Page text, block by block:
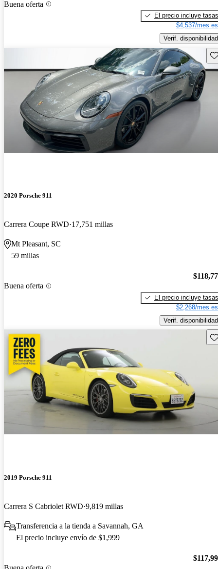
Buena oferta
El precio incluye tasas
$4,537/mes
Verif. disponibilidad
2020 Porsche 911
Carrera Coupe RWD 17,751 millas
Mt Pleasant, SC
59 millas
Buena oferta
El precio incluye tasas
$2,268/mes
Verif. disponibilidad
2019 Porsche 911
Carrera S Cabriolet RWD 9,819 millas
Transferencia a la tienda a Savannah, GA
El precio incluye envío de $1,999